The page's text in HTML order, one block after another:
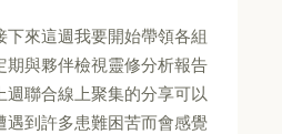
下來這週我要開始帶領各組
期與夥伴檢視靈修分析報告
週聯合線上聚集的分享可以
遇到許多患難困苦而會感覺